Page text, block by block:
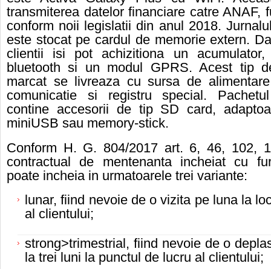
transmiterea datelor financiare catre ANAF,
conform noii legislatii din anul 2018.
este stocat pe cardul de memorie extern.
clientii isi pot achizitiona un
bluetooth si un modul GPRS. Acest tip
marcat se livreaza cu sursa de
comunicatie si registru special.
contine accesorii de tip SD card,
miniUSB sau memory-stick.
Conform H. G. 804/2017 art. 6, 46, 102,
contractual de mentenanta incheiat cu
poate incheia in urmatoarele trei variante:
lunar, fiind nevoie de o vizita pe luna la
al clientului;
strong>trimestrial, fiind nevoie de o
la trei luni la punctul de lucru al clientului;